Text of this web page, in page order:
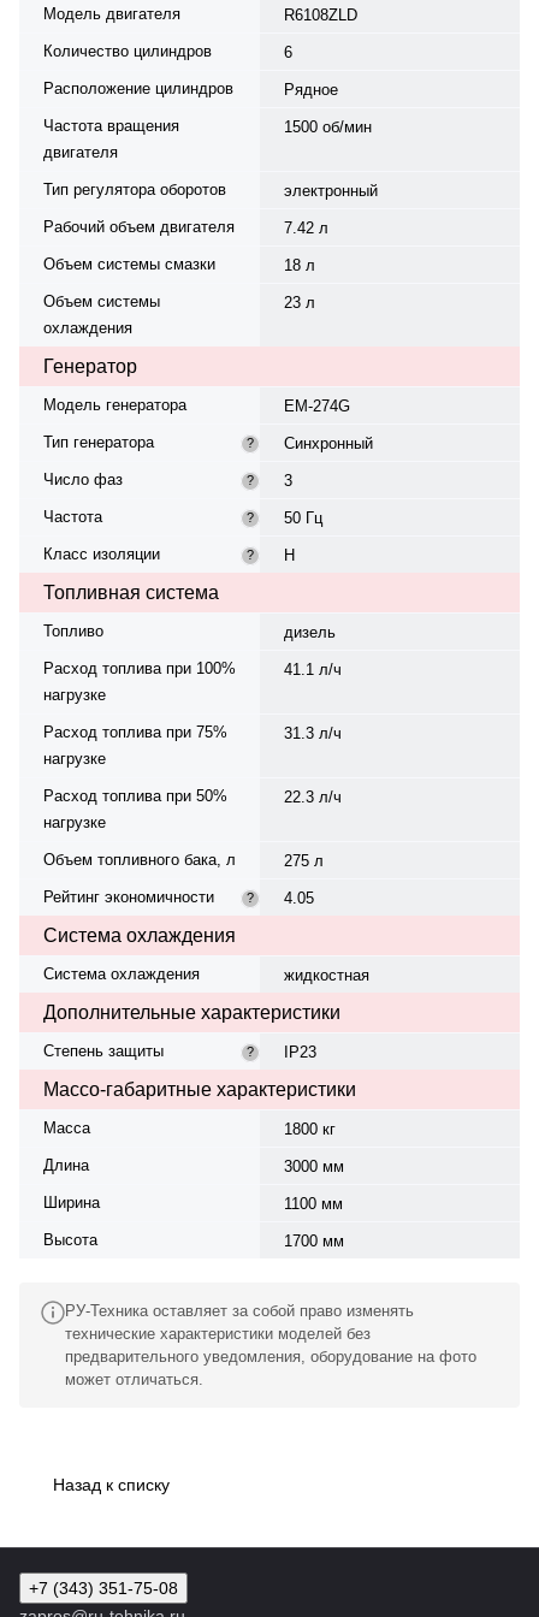
Модель двигателя
R6108ZLD
Количество цилиндров
6
Расположение цилиндров
Рядное
Частота вращения
двигателя
1500 об/мин
Тип регулятора оборотов
электронный
Рабочий объем двигателя
7.42 л
Объем системы смазки
18 л
Объем системы
охлаждения
23 л
Генератор
Модель генератора
EM-274G
Тип генератора
?
Синхронный
Число фаз
?
3
Частота
?
50 Гц
Класс изоляции
? H
Топливная система
Топливо
дизель
Расход топлива при 100%
нагрузке
41.1 л/ч
Расход топлива при 75%
нагрузке
31.3 л/ч
Расход топлива при 50%
нагрузке
22.3 л/ч
Объем топливного бака, л
275 л
Рейтинг экономичности
? 4.05
Система охлаждения
Система охлаждения жидкостная
Дополнительные характеристики
Степень защиты ? IP23
Массо-габаритные характеристики
Масса
1800 кг
Длина
3000 мм
Ширина
1100 мм
Высота
1700 мм
РУ-Техника оставляет за собой право изменять
технические характеристики моделей без
предварительного уведомления, оборудование на фото
может отличаться.
Назад к списку
+7 (343) 351-75-08